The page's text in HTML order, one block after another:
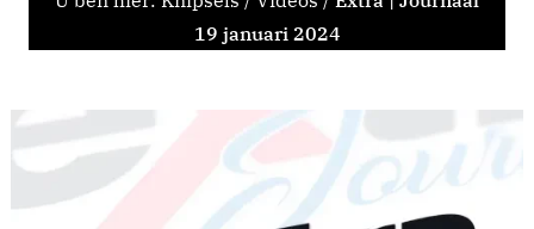
19 januari 2024